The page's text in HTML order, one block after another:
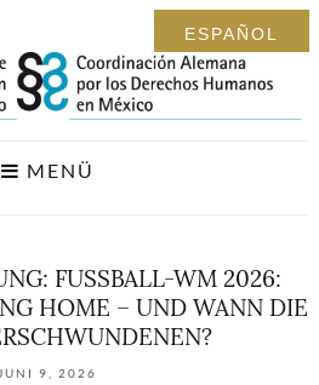
MENÜ
FUSSBALL-WM 2026: F
HOME – UND WANN DIE 1
JUNI 9, 2026